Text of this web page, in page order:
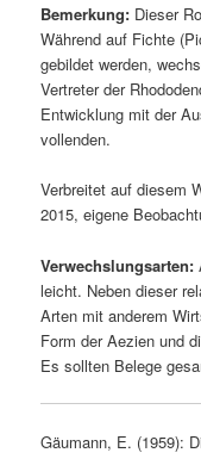
Bemerkung: Dieser
Während auf Fichte
gebildet werden,
Vertreter der
Entwicklung mit der
vollenden.
Verbreitet auf diesem
2015, eigene
Verwechslungsarten:
leicht. Neben dieser
Arten mit anderem
Form der Aezien und
Es sollten Belege
Gäumann, E. (1959):